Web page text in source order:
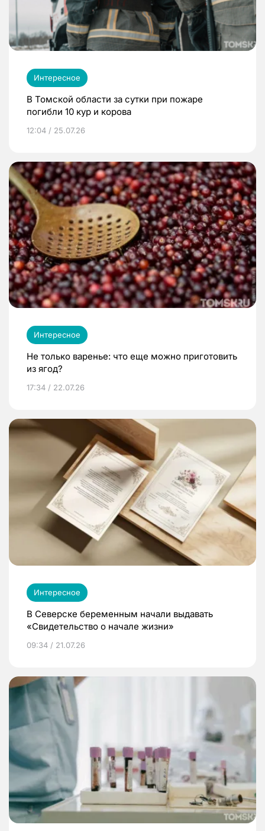
Интересное
В Томской области за сутки при пожаре
погибли 10 кур и корова
12:04 / 25.07.26
Интересное
Не только варенье: что еще можно приготовить
из ягод?
17:34 / 22.07.26
Интересное
В Северске беременным начали выдавать
«Свидетельство о начале жизни»
09:34 / 21.07.26